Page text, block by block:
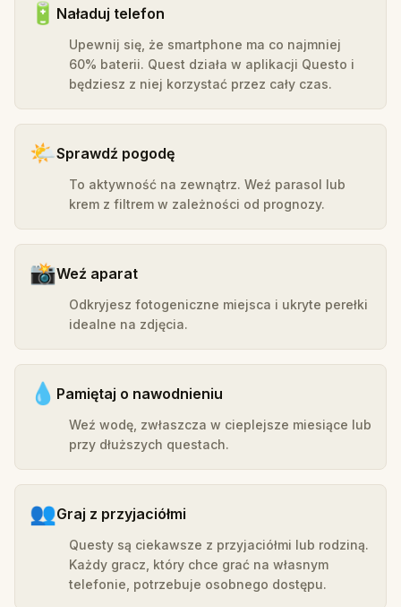
🔋 Naładuj telefon
Upewnij się, że smartphone ma co najmniej
60% baterii. Quest działa w aplikacji Questo i
będziesz z niej korzystać przez cały czas.
🌤️Sprawdź pogodę
To aktywność na zewnątrz. Weź parasol lub
krem z filtrem w zależności od prognozy.
📸Weź aparat
Odkryjesz fotogeniczne miejsca i ukryte perełki
idealne na zdjęcia.
💧 Pamiętaj o nawodnieniu
Weź wodę, zwłaszcza w cieplejsze miesiące lub
przy dłuższych questach.
👥Graj z przyjaciółmi
Questy są ciekawsze z przyjaciółmi lub rodziną.
Każdy gracz, który chce grać na własnym
telefonie, potrzebuje osobnego dostępu.